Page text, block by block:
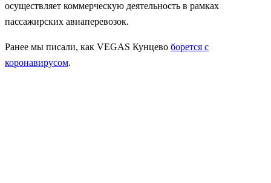
осуществляет коммерческую деятельность в рамках
пассажирских авиаперевозок.
Ранее мы писали, как VEGAS Кунцево борется с
коронавирусом.